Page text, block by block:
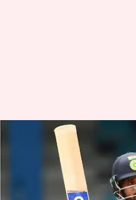
2019 विश्व कप
प्रदर्शन, टीम में
रहाणे
Neeraj Pandey Aug 23, 2020